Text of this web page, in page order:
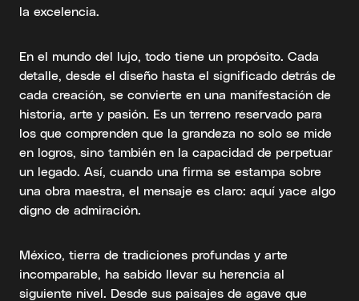
la excelencia.
En el mundo del lujo, todo tiene un propósito. Cada
detalle, desde el diseño hasta el significado detrás de
cada creación, se convierte en una manifestación de
historia, arte y pasión. Es un terreno reservado para
los que comprenden que la grandeza no solo se mide
en logros, sino también en la capacidad de perpetuar
un legado. Así, cuando una firma se estampa sobre
una obra maestra, el mensaje es claro: aquí yace algo
digno de admiración.
México, tierra de tradiciones profundas y arte
incomparable, ha sabido llevar su herencia al
siguiente nivel. Desde sus paisajes de agave que